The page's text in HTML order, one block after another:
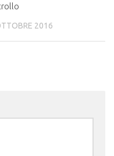
2016